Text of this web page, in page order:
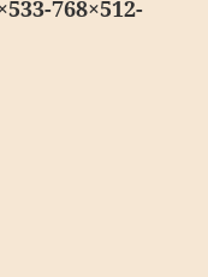
768×512-